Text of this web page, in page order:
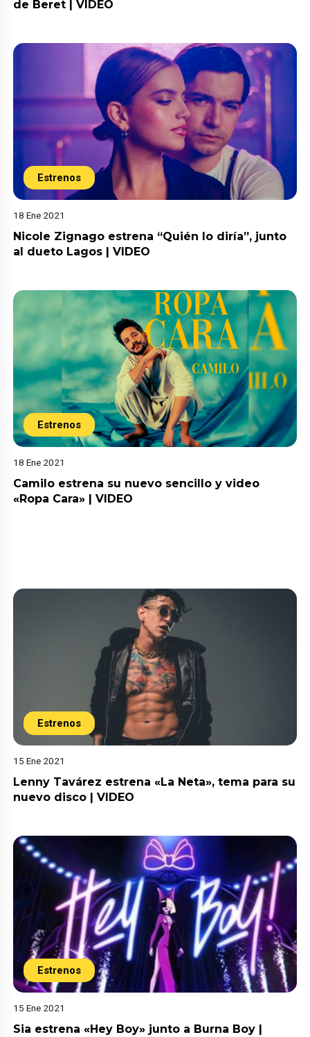
de Beret | VIDEO
Estrenos
18 Ene 2021
Nicole Zignago estrena “Quién lo diría”, junto
al dueto Lagos | VIDEO
Estrenos
18 Ene 2021
Camilo estrena su nuevo sencillo y video
«Ropa Cara» | VIDEO
Estrenos
15 Ene 2021
Lenny Tavárez estrena «La Neta», tema para su
nuevo disco | VIDEO
Estrenos
15 Ene 2021
Sia estrena «Hey Boy» junto a Burna Boy |